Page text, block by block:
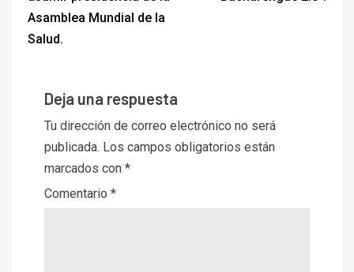
Asamblea Mundial de la
Salud.
Deja una respuesta
Tu dirección de correo electrónico no será
publicada. Los campos obligatorios están
marcados con *
Comentario *